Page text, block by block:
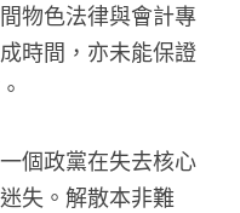
物色法律與會計專
時間，亦未能保證
個政黨在失去核心
失。解散本非難